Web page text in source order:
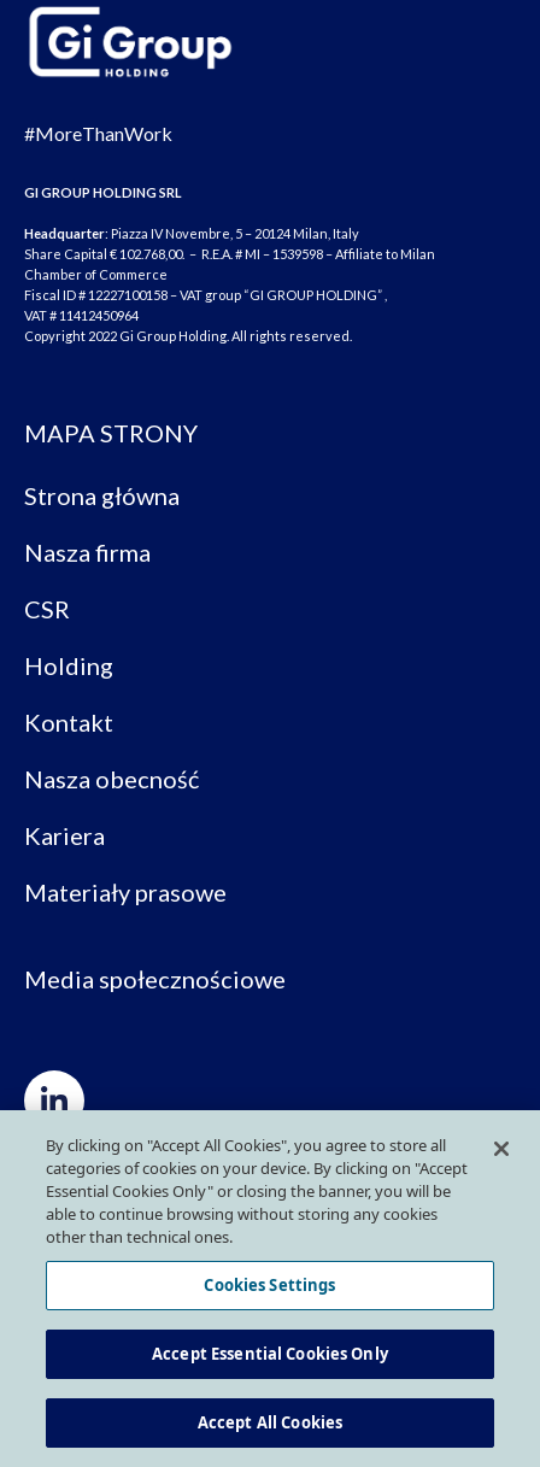
#MoreThanWork
GI GROUP HOLDING SRL
Headquarter: Piazza IV Novembre, 5 – 20124 Milan, Italy
Share Capital € 102.768,00. – R.E.A. # MI – 1539598 – Affiliate to Milan
Chamber of Commerce
Fiscal ID # 12227100158 – VAT group “GI GROUP HOLDING” ,
VAT # 11412450964
Copyright 2022 Gi Group Holding. All rights reserved.
MAPA STRONY
Strona główna
Nasza firma
CSR
Holding
Kontakt
Nasza obecność
Kariera
Materiały prasowe
Media społecznościowe
Polityka prywatności
Polityka cookies
Dla sygnalistów
By clicking on "Accept All Cookies", you agree to store all
categories of cookies on your device. By clicking on "Accept
Essential Cookies Only" or closing the banner, you will be
able to continue browsing without storing any cookies
other than technical ones.
Cookies Settings
Accept Essential Cookies Only
Accept All Cookies